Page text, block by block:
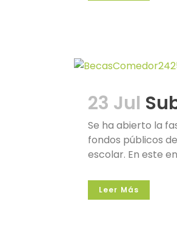
23 Jul
Se ha abierto la
fondos públicos
escolar. En este
Leer Más